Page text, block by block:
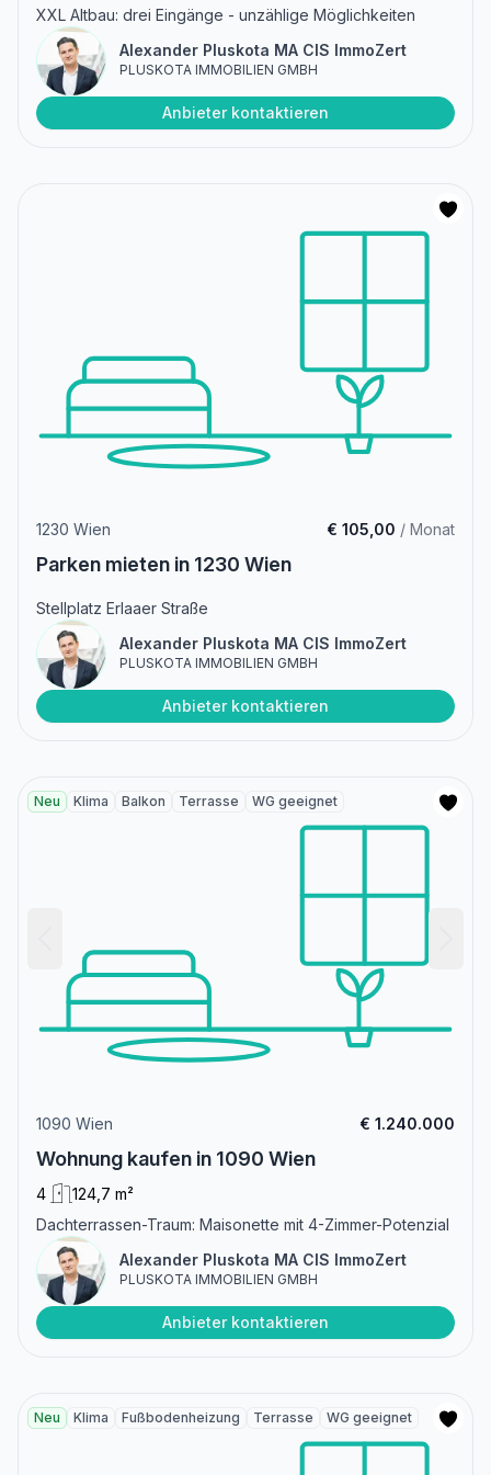
XXL Altbau: drei Eingänge - unzählige Möglichkeiten
Alexander Pluskota MA CIS ImmoZert
PLUSKOTA IMMOBILIEN GMBH
Anbieter kontaktieren
1230 Wien € 105,00 / Monat
Parken mieten in 1230 Wien
Stellplatz Erlaaer Straße
Alexander Pluskota MA CIS ImmoZert
PLUSKOTA IMMOBILIEN GMBH
Anbieter kontaktieren
Neu Klima Balkon Terrasse WG geeignet
1090 Wien € 1.240.000
Wohnung kaufen in 1090 Wien
4
124,7 m²
Dachterrassen-Traum: Maisonette mit 4-Zimmer-Potenzial
Alexander Pluskota MA CIS ImmoZert
PLUSKOTA IMMOBILIEN GMBH
Anbieter kontaktieren
Neu Klima Fußbodenheizung Terrasse WG geeignet